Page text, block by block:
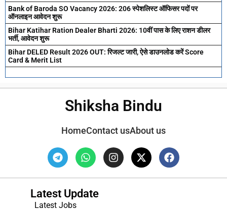
Bank of Baroda SO Vacancy 2026: 206 स्पेशलिस्ट ऑफिसर पदों पर
ऑनलाइन आवेदन शुरू
Bihar Katihar Ration Dealer Bharti 2026: 10वीं पास के लिए राशन डीलर
भर्ती, आवेदन शुरू
Bihar DELED Result 2026 OUT: रिजल्ट जारी, ऐसे डाउनलोड करें Score
Card & Merit List
Shiksha Bindu
HomeContact usAbout us
Latest Update
Latest Jobs